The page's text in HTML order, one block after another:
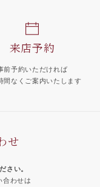
せ
さい。
合わせは
来店予約
前予約いただければ
間なくご案内いたします